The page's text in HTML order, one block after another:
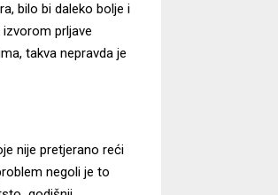
bilo bi daleko bolje i
izvorom prljave
takva nepravda je
nije pretjerano reći
negoli je to